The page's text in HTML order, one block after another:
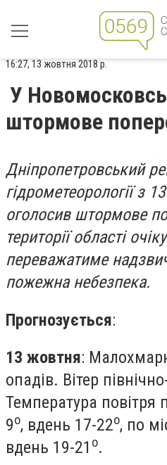
16:27, 13 жовтня 2018 р.
У
штормове
Дніпропетровський
гідрометеорології з
оголосив штормове
території області
переважатиме
пожежна небезпека.
Прогнозується:
13 жовтня:
опадів. Вітер
Температура повітря
9о, вдень 17-22о, по
вдень 19-21 о.